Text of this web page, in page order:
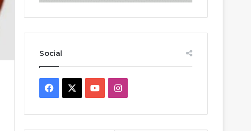
Social
Facebook YouTubeInstagram